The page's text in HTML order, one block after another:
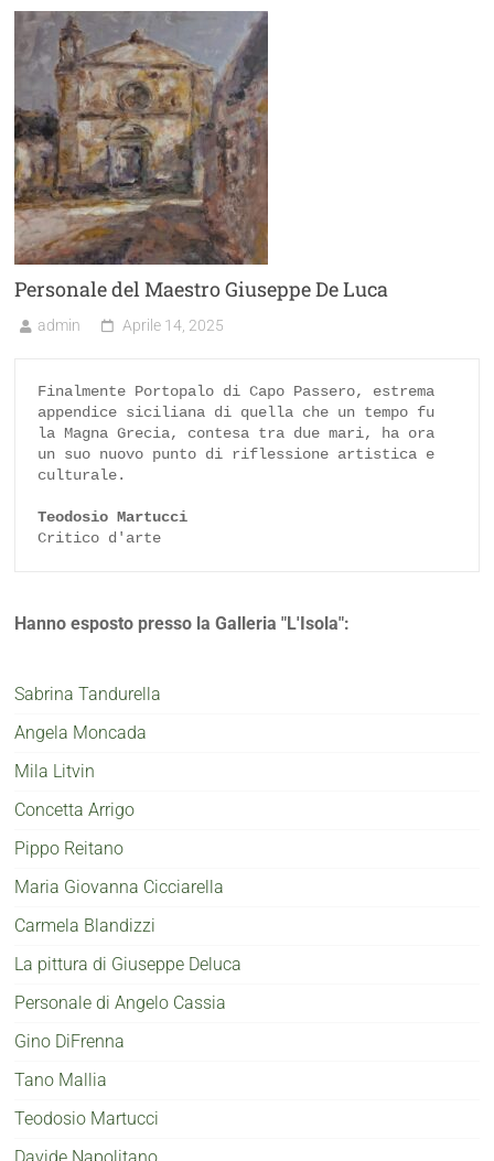
Personale del Maestro Giuseppe De Luca
admin Aprile 14, 2025
Finalmente Portopalo di Capo Passero, estrema
appendice siciliana di quella che un tempo fu
la Magna Grecia, contesa tra due mari, ha ora
un suo nuovo punto di riflessione artistica e
culturale.
Teodosio Martucci
Critico d'arte
Hanno esposto presso la Galleria "L'Isola":
Sabrina Tandurella
Angela Moncada
Mila Litvin
Concetta Arrigo
Pippo Reitano
Maria Giovanna Cicciarella
Carmela Blandizzi
La pittura di Giuseppe Deluca
Personale di Angelo Cassia
Gino DiFrenna
Tano Mallia
Teodosio Martucci
Davide Napolitano